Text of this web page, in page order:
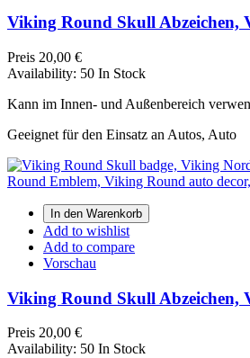
Viking Round Skull Abzeichen,
Preis 20,00 €
Availability: 50 In Stock
Kann im Innen- und Außenbereich
Geeignet für den Einsatz an Autos, Auto
In den Warenkorb
Add to wishlist
Add to compare
Vorschau
Viking Round Skull Abzeichen,
Preis 20,00 €
Availability: 50 In Stock